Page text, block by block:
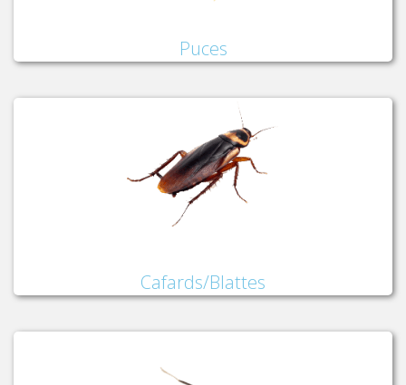
Puces
Cafards/Blattes